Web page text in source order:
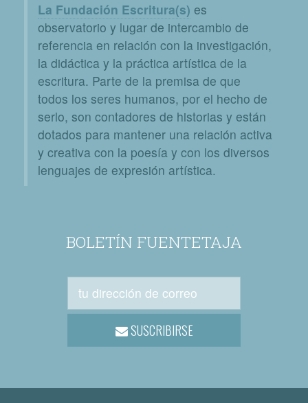
La Fundación Escritura(s) es
observatorio y lugar de intercambio de
referencia en relación con la investigación,
la didáctica y la práctica artística de la
escritura. Parte de la premisa de que
todos los seres humanos, por el hecho de
serlo, son contadores de historias y están
dotados para mantener una relación activa
y creativa con la poesía y con los diversos
lenguajes de expresión artística.
BOLETÍN FUENTETAJA
SUSCRIBIRSE